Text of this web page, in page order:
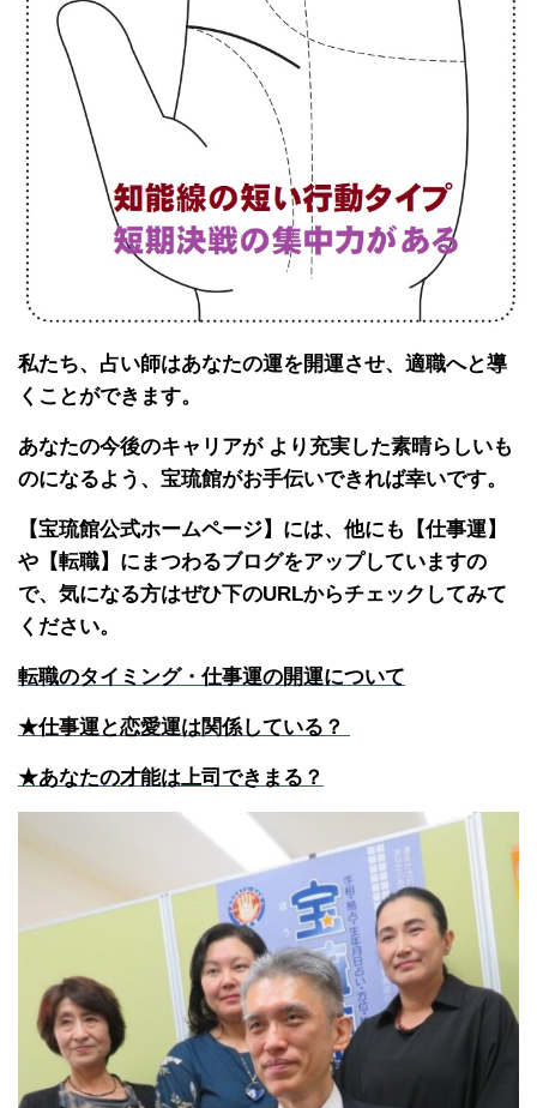
私たち、占い師はあなたの運を開運させ、適職へと導
くことができます。
あなたの今後のキャリアが より充実した素晴らしいも
のになるよう、宝琉館がお手伝いできれば幸いです。
【宝琉館公式ホームページ】には、他にも【仕事運】
や【転職】にまつわるブログをアップしていますの
で、気になる方はぜひ下のURLからチェックしてみて
ください。
転職のタイミング・仕事運の開運について
★仕事運と恋愛運は関係している？
★あなたの才能は上司できまる？